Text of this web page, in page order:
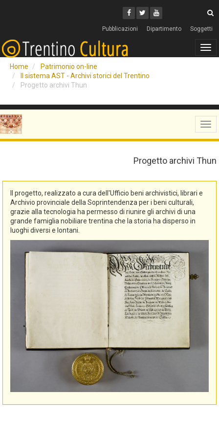
Facebook
Twitter
Youtube
Pubblicazioni Dipartimento Soggetti
Home
Patrimonio on-line
Il sistema AST - Archivi storici del Trentino
Progetto archivi Thun
Progetto archivi Thun
Il progetto, realizzato a cura dell'Ufficio beni archivistici, librari e
Archivio provinciale della Soprintendenza per i beni culturali,
grazie alla tecnologia ha permesso di riunire gli archivi di una
grande famiglia nobiliare trentina che la storia ha disperso in
luoghi diversi e lontani.